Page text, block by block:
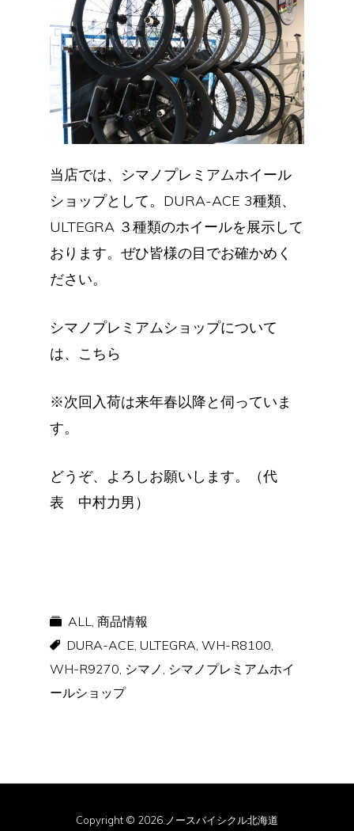
当店では、シマノプレミアムホイール
ショップとして。DURA-ACE 3種類、
ULTEGRA ３種類のホイールを展示して
おります。ぜひ皆様の目でお確かめく
ださい。
シマノプレミアムショップについて
は、こちら
※次回入荷は来年春以降と伺っていま
す。
どうぞ、よろしお願いします。（代
表 中村力男）
ALL, 商品情報
DURA-ACE, ULTEGRA, WH-R8100,
WH-R9270, シマノ , シマノプレミアムホイ
ールショップ
Copyright © 2026.ノースバイシクル北海道